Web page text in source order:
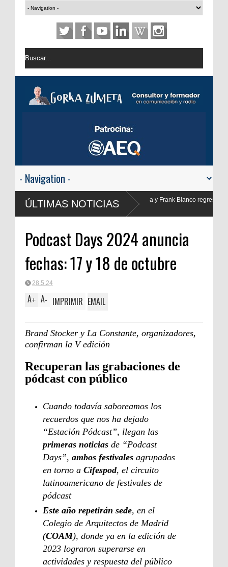
ÚLTIMAS NOTICIAS
Frank Blanco regresan a
Podcast Days 2024 anuncia
fechas: 17 y 18 de octubre
28.5.24
A+ A- IMPRIMIR EMAIL
Brand Stocker y La Constante, organizadores,
confirman la V edición
Recuperan las grabaciones de
pódcast con público
Cuando todavía saboreamos los
recuerdos que nos ha dejado
“Estación Pódcast”, llegan las
primeras noticias de “Podcast
Days”, ambos festivales agrupados
en torno a Cifespod, el circuito
latinoamericano de festivales de
pódcast
Este año repetirán sede, en el
Colegio de Arquitectos de Madrid
(COAM), donde ya en la edición de
2023 lograron superarse en
actividades y respuesta del público